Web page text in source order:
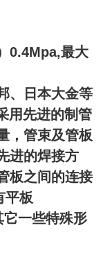
0.4Mpa,最大
、日本大金等
用先进的制管
，管束及管板
进的焊接方
板之间的连接
平板
它一些特殊形